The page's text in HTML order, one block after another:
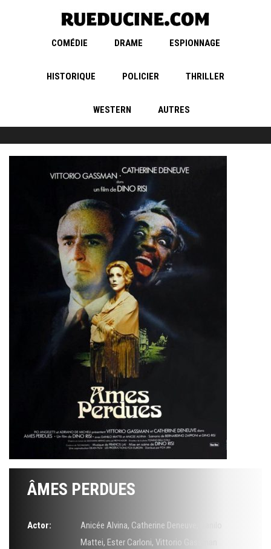
COMÉDIE DRAME ESPIONNAGE
HISTORIQUE POLICIER THRILLER
WESTERN AUTRES
ÂMES PERDUES
Actor: Anicée Alvina, Catherine Deneuve
Mattei, Ester Carloni, Vittorio Gassman